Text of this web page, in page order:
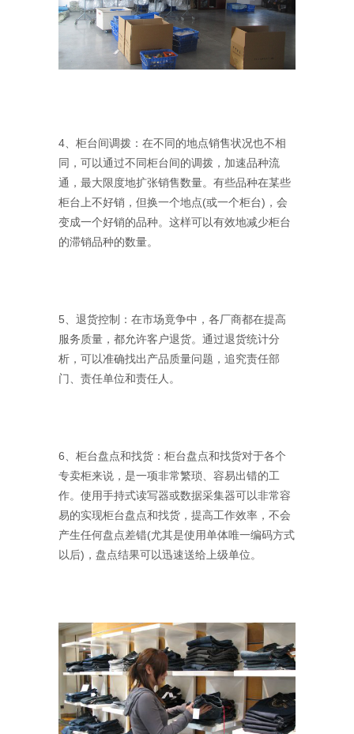
4、柜台间调拨：在不同的地点销售状况也不相
同，可以通过不同柜台间的调拨，加速品种流
通，最大限度地扩张销售数量。有些品种在某些
柜台上不好销，但换一个地点(或一个柜台)，会
变成一个好销的品种。这样可以有效地减少柜台
的滞销品种的数量。
5、退货控制：在市场竟争中，各厂商都在提高
服务质量，都允许客户退货。通过退货统计分
析，可以准确找出产品质量问题，追究责任部
门、责任单位和责任人。
6、柜台盘点和找货：柜台盘点和找货对于各个
专卖柜来说，是一项非常繁琐、容易出错的工
作。使用手持式读写器或数据采集器可以非常容
易的实现柜台盘点和找货，提高工作效率，不会
产生任何盘点差错(尤其是使用单体唯一编码方式
以后)，盘点结果可以迅速送给上级单位。